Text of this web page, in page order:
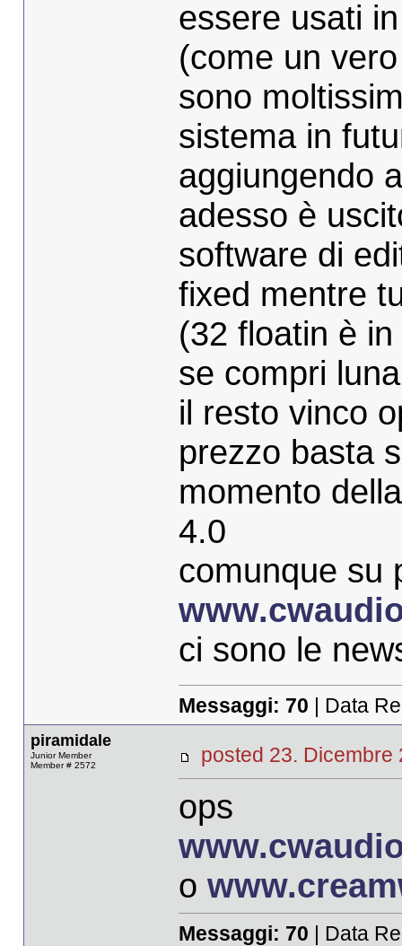
essere usati
(come un
sono
sistema in
aggiungendo
adesso è
software di
fixed mentre
(32 floatin è
se compri
il resto vinco
prezzo basta
momento
4.0
comunque su
ci sono le
Messaggi: 70 | Data
piramidale
Junior Member
Member # 2572
posted 23.
ops
o
Messaggi: 70 | Data